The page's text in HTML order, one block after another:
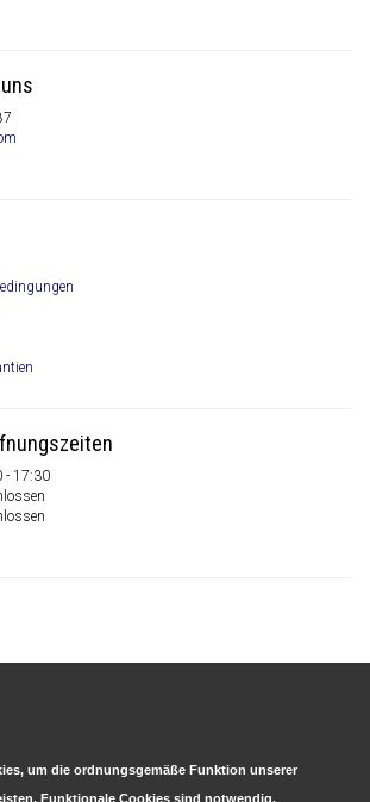
- 17:30
um die ordnungsgemäße Funktion unserer
Funktionale Cookies sind notwendig.